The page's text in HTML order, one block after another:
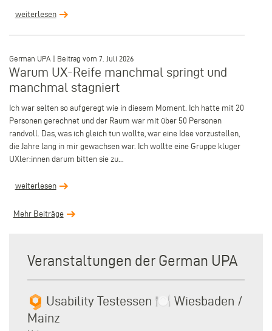
weiterlesen
German UPA | Beitrag vom 7. Juli 2026
Warum UX-Reife manchmal springt und
manchmal stagniert
Ich war selten so aufgeregt wie in diesem Moment. Ich hatte mit 20
Personen gerechnet und der Raum war mit über 50 Personen
randvoll. Das, was ich gleich tun wollte, war eine Idee vorzustellen,
die Jahre lang in mir gewachsen war. Ich wollte eine Gruppe kluger
UXler:innen darum bitten sie zu...
weiterlesen
Mehr Beiträge
Veranstaltungen der German UPA
Usability Testessen 🍽️ Wiesbaden /
Mainz